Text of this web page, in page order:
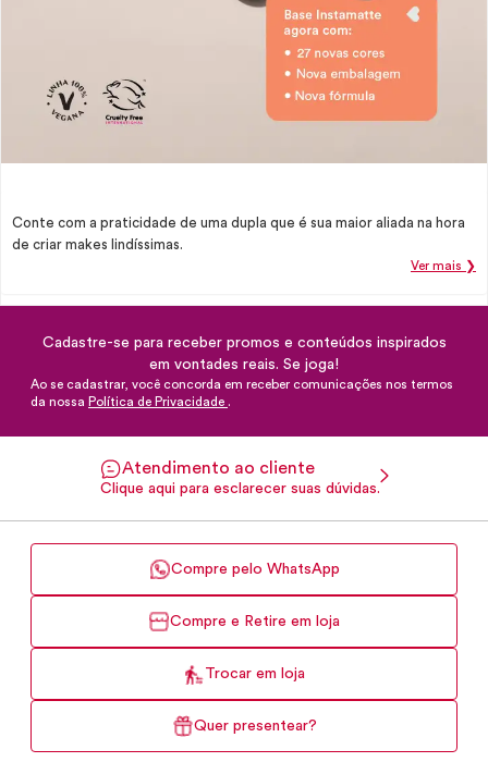
Conte com a praticidade de uma dupla que é sua maior aliada na hora
de criar makes lindíssimas.
Ver mais ❯
Cadastre-se para receber promos e conteúdos inspirados
em vontades reais. Se joga!
Ao se cadastrar, você concorda em receber comunicações nos termos
da nossa Política de Privacidade .
Atendimento ao cliente
Clique aqui para esclarecer suas dúvidas.
Compre pelo WhatsApp
Compre e Retire em loja
Trocar em loja
Quer presentear?